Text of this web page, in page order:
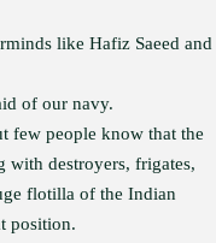
like Hafiz Saeed and
of our navy.
few people know that the
destroyers, frigates,
flotilla of the Indian
position.